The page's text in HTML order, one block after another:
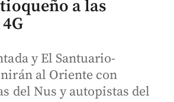
a las
y El Santuario-
al Oriente con
del Nus y autopistas del